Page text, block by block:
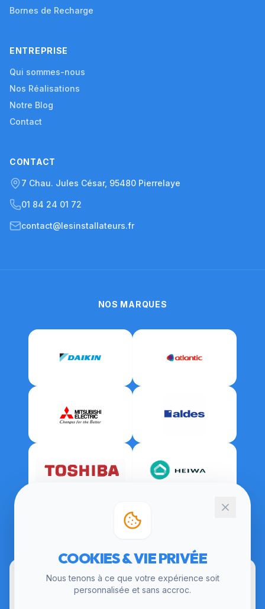
Bornes de Recharge
ENTREPRISE
Qui sommes-nous
Nos Réalisations
Notre Blog
Contact
CONTACT
7 Chau. Jules César, 95480 Pierrelaye
01 84 24 01 72
contact@lesinstallateurs.fr
NOS MARQUES
COOKIES & VIE PRIVÉE
Nous tenons à ce que votre expérience soit
personnalisée et sans accroc.